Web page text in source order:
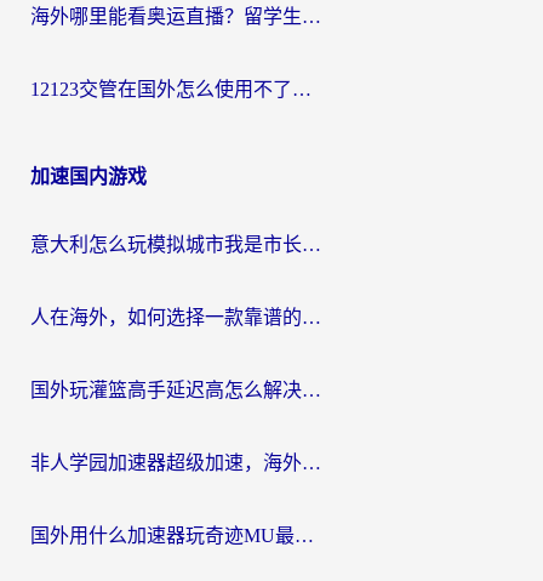
海外哪里能看奥运直播？留学生&海外华人必看的体育赛事观赛终极指南
12123交管在国外怎么使用不了？海外华人必看的无缝访问国内资源指南
加速国内游戏
意大利怎么玩模拟城市我是市长？海外党国服游戏加速终极攻略（附三国3量子特攻解决办法）
人在海外，如何选择一款靠谱的玩剑灵2加速器？
国外玩灌篮高手延迟高怎么解决？海外玩家国服游戏加速终极指南
非人学园加速器超级加速，海外玩家重返国服的通行证
国外用什么加速器玩奇迹MU最好？2026海外玩家国服游戏加速全攻略